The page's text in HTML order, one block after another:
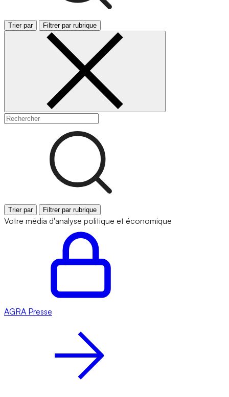
Trier par Filtrer par rubrique
Trier par Filtrer par rubrique
Votre média d'analyse politique et économique
AGRA Presse